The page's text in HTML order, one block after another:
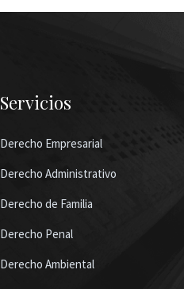
Servicios
Derecho Empresarial
Derecho Administrativo
Derecho de Familia
Derecho Penal
Derecho Ambiental